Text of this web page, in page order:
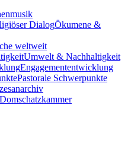
Ökumene &
weltweit
Umwelt & Nachhaltigkeit
Engagemententwicklung
Pastorale Schwerpunkte
Domschatzkammer